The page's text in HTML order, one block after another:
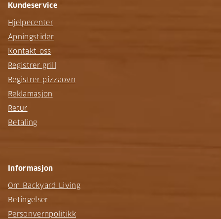
Kundeservice
Hjelpecenter
Åpningstider
Kontakt oss
Registrer grill
Registrer pizzaovn
Reklamasjon
Retur
Betaling
Informasjon
Om Backyard Living
Betingelser
Personvernpolitikk